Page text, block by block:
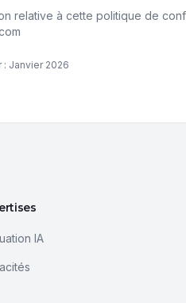
relative à cette politique de
: Janvier 2026
IA